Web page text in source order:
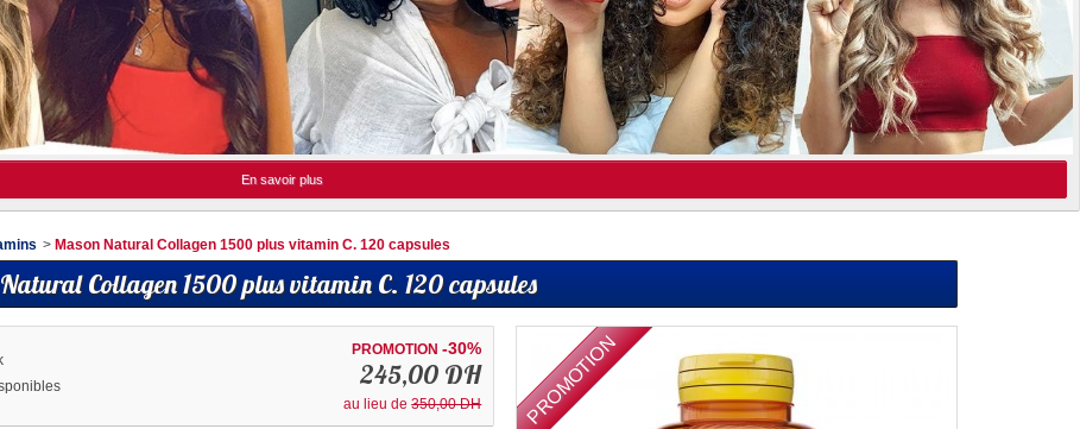
En savoir plus
> Mason Natural Collagen 1500 plus vitamin C. 120 capsules
Collagen 1500 plus vitamin C. 120 capsules
PROMOTION
PROMOTION-30%
245,00 DH
au lieu de350,00 DH